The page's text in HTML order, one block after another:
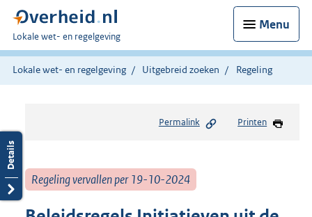
Menu
U
bent
hier:
Lokale wet- en regelgeving
Lokale wet- en regelgeving Uitgebreid zoeken Regeling
Permalink Printen
Regeling vervallen per 19-10-2024